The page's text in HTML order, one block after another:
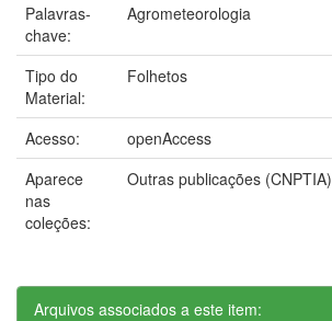
Palavras-
chave:
Agrometeorologia
Tipo do
Material:
Folhetos
Acesso:
openAccess
Aparece
nas
coleções:
Outras publicações (CNPTIA)
Arquivos associados a este item: